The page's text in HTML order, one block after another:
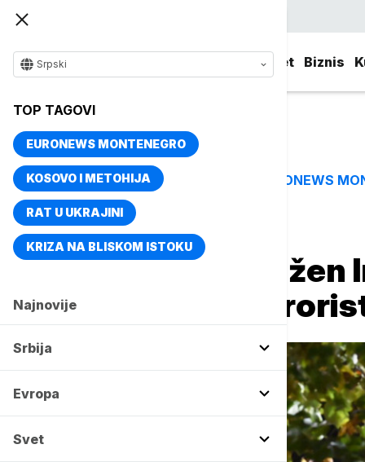
Svet Biznis
Srpski
TOP TAGOVI
EURONEWS MONTENEGRO
KOSOVO I METOHIJA
RAT U UKRAJINI
KRIZA NA BLISKOM ISTOKU
Najnovije
Srbija
Evropa
Svet
TOP TAGOVI EURONEWS
Naslovna Svet
U Njujorku optužen
planiranja 18